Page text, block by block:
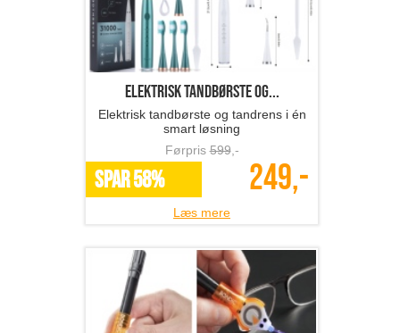
Elektrisk tandbørste og...
Elektrisk tandbørste og tandrens i én
smart løsning
Førpris599,-
SPAR 58% 249,-
Læs mere